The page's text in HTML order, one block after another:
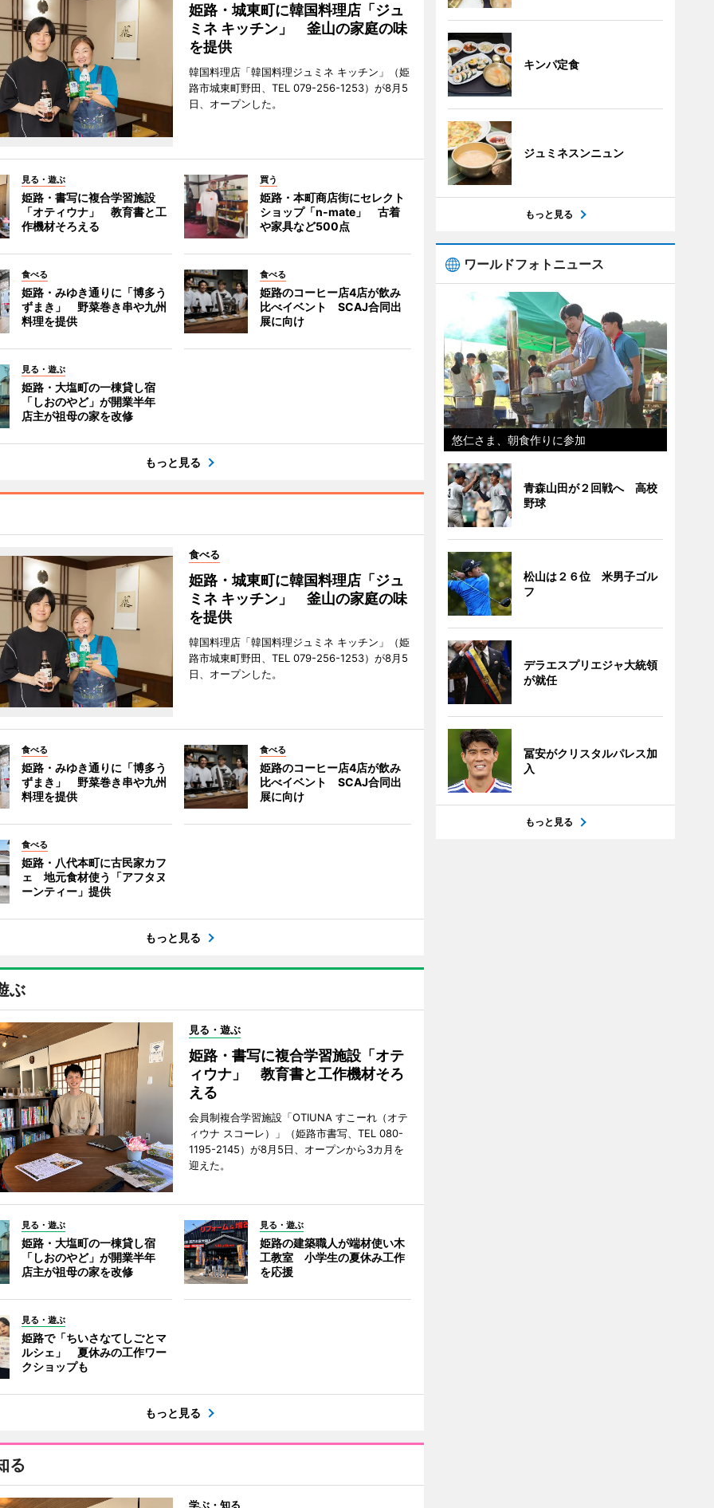
姫路・城東町に韓国料理店「ジュ
ミネ キッチン」 釜山の家庭の味
を提供
韓国料理店「韓国料理ジュミネ キッチン」（姫
路市城東町野田、TEL 079-256-1253）が8月5
日、オープンした。
見る・遊ぶ
姫路・書写に複合学習施設
「オティウナ」 教育書と工
作機材そろえる
買う
姫路・本町商店街にセレクト
ショップ「n-mate」 古着
や家具など500点
食べる
姫路・みゆき通りに「博多う
ずまき」 野菜巻き串や九州
料理を提供
食べる
姫路のコーヒー店4店が飲み
比べイベント SCAJ合同出
展に向け
見る・遊ぶ
姫路・大塩町の一棟貸し宿
「しおのやど」が開業半年
店主が祖母の家を改修
もっと見る
食べる
姫路・城東町に韓国料理店「ジュ
ミネ キッチン」 釜山の家庭の味
を提供
韓国料理店「韓国料理ジュミネ キッチン」（姫
路市城東町野田、TEL 079-256-1253）が8月5
日、オープンした。
食べる
姫路・みゆき通りに「博多う
ずまき」 野菜巻き串や九州
料理を提供
食べる
姫路のコーヒー店4店が飲み
比べイベント SCAJ合同出
展に向け
食べる
姫路・八代本町に古民家カフ
ェ 地元食材使う「アフタヌ
ーンティー」提供
もっと見る
ぶ
見る・遊ぶ
姫路・書写に複合学習施設「オテ
ィウナ」 教育書と工作機材そろ
える
会員制複合学習施設「OTIUNA すこーれ（オテ
ィウナ スコーレ）」（姫路市書写、TEL 080-
1195-2145）が8月5日、オープンから3カ月を
迎えた。
見る・遊ぶ
姫路・大塩町の一棟貸し宿
「しおのやど」が開業半年
店主が祖母の家を改修
見る・遊ぶ
姫路の建築職人が端材使い木
工教室 小学生の夏休み工作
を応援
見る・遊ぶ
姫路で「ちいさなてしごとマ
ルシェ」 夏休みの工作ワー
クショップも
もっと見る
る
学ぶ・知る
キンパ定食
ジュミネスンニュン
もっと見る
ワールドフォトニュース
悠仁さま、朝食作りに参加
青森山田が２回戦へ 高校
野球
松山は２６位 米男子ゴル
フ
デラエスプリエジャ大統領
が就任
冨安がクリスタルパレス加
入
もっと見る